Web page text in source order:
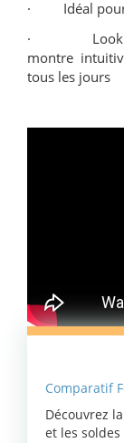
· Idéal pour
· Look
montre
tous les jours
Comparatif
Découvrez
et les